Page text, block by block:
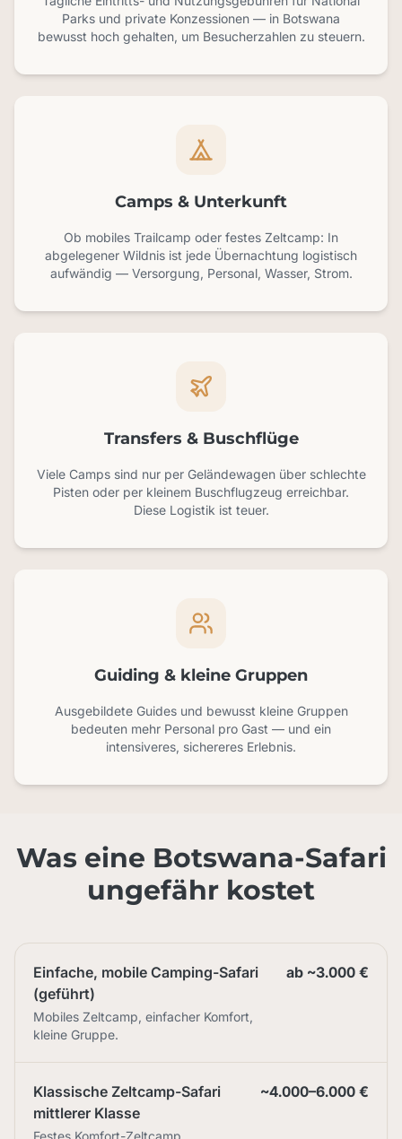
Parks und private Konzessionen — in Botswana
bewusst hoch gehalten, um Besucherzahlen zu steuern.
Camps & Unterkunft
Ob mobiles Trailcamp oder festes Zeltcamp: In
abgelegener Wildnis ist jede Übernachtung logistisch
aufwändig — Versorgung, Personal, Wasser, Strom.
Transfers & Buschflüge
Viele Camps sind nur per Geländewagen über schlechte
Pisten oder per kleinem Buschflugzeug erreichbar.
Diese Logistik ist teuer.
Guiding & kleine Gruppen
Ausgebildete Guides und bewusst kleine Gruppen
bedeuten mehr Personal pro Gast — und ein
intensiveres, sichereres Erlebnis.
Was eine Botswana-Safari
ungefähr kostet
Einfache, mobile Camping-Safari
(geführt)
Mobiles Zeltcamp, einfacher Komfort,
kleine Gruppe.
ab ~3.000 €
Klassische Zeltcamp-Safari
mittlerer Klasse
Festes Komfort-Zeltcamp,
~4.000–6.000 €